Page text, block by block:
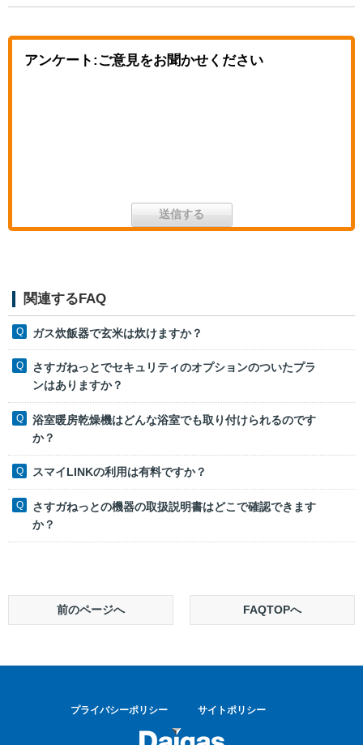
アンケート:ご意見をお聞かせください
関連するFAQ
ガス炊飯器で玄米は炊けますか？
さすガねっとでセキュリティのオプションのついたプラ
ンはありますか？
浴室暖房乾燥機はどんな浴室でも取り付けられるのです
か？
スマイLINKの利用は有料ですか？
さすガねっとの機器の取扱説明書はどこで確認できます
か？
前のページへ FAQTOPへ
プライバシーポリシー サイトポリシー